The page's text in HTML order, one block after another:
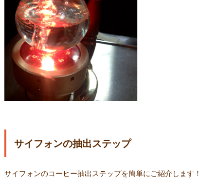
サイフォンの抽出ステップ
サイフォンのコーヒー抽出ステップを簡単にご紹介します！